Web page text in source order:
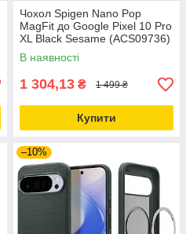
Чохол Spigen Nano Pop
MagFit до Google Pixel 10 Pro
XL Black Sesame (ACS09736)
В наявності
1 304,13 ₴ 1 499 ₴
Купити
–10%